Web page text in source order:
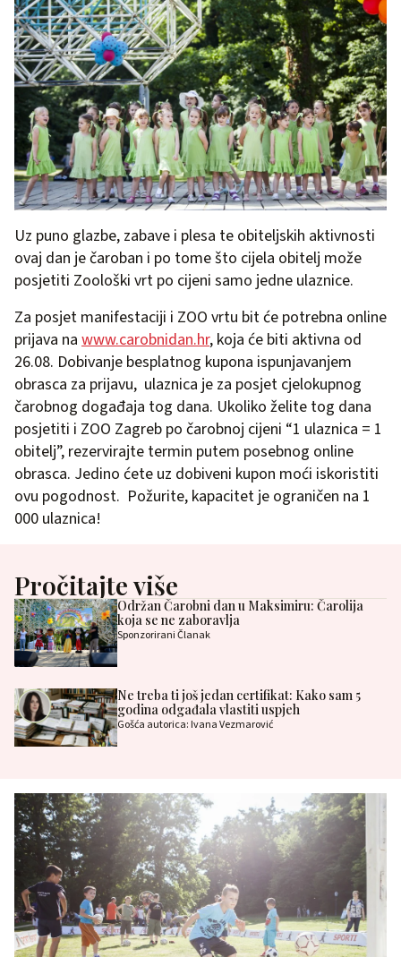
Uz puno glazbe, zabave i plesa te obiteljskih aktivnosti
ovaj dan je čaroban i po tome što cijela obitelj može
posjetiti Zoološki vrt po cijeni samo jedne ulaznice.
Za posjet manifestaciji i ZOO vrtu bit će potrebna online
prijava na www.carobnidan.hr, koja će biti aktivna od
26.08. Dobivanje besplatnog kupona ispunjavanjem
obrasca za prijavu, ulaznica je za posjet cjelokupnog
čarobnog događaja tog dana. Ukoliko želite tog dana
posjetiti i ZOO Zagreb po čarobnoj cijeni “1 ulaznica = 1
obitelj”, rezervirajte termin putem posebnog online
obrasca. Jedino ćete uz dobiveni kupon moći iskoristiti
ovu pogodnost. Požurite, kapacitet je ograničen na 1
000 ulaznica!
Pročitajte više
Održan Čarobni dan u Maksimiru: Čarolija
koja se ne zaboravlja
Sponzorirani Članak
Ne treba ti još jedan certifikat: Kako sam 5
godina odgađala vlastiti uspjeh
Gošća autorica: Ivana Vezmarović